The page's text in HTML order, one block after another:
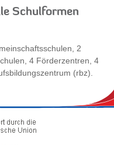
Schulformen
2
4 Förderzentren, 4
(rbz).